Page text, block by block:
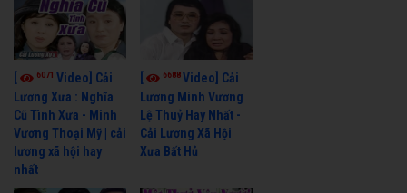
6071 Video] Cải
Lương Xưa : Nghĩa
Cũ Tình Xưa - Minh
Vương Thoại Mỹ | cải
lương xã hội hay
nhất
6688Video] Cải
Lương Minh Vương
Lệ Thuỷ Hay Nhất -
Cải Lương Xã Hội
Xưa Bất Hủ